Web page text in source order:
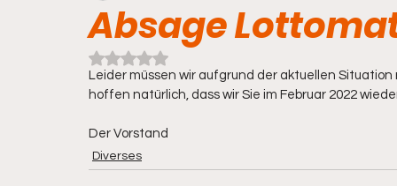
Absage
Mit NaN von 5 Sternen bewertet.
Leider müssen wir aufgrund der aktuellen
hoffen natürlich, dass wir Sie im Februar 2022
Der Vorstand
Diverses